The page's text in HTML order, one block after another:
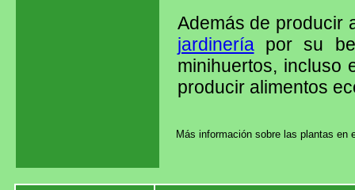
Además de producir
jardineríapor su
minihuertos, incluso
producir alimentos
Más información sobre las plantas en